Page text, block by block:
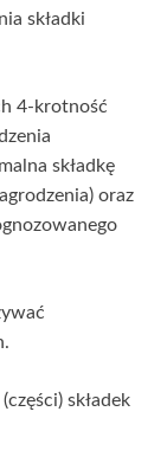
składki
4-krotność
składkę
oraz
składek